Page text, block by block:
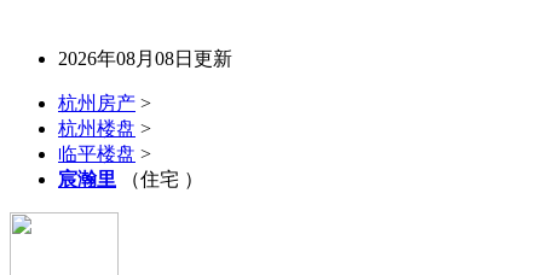
2026年08月08日更新
杭州房产 >
杭州楼盘 >
临平楼盘 >
宸瀚里 （住宅 ）